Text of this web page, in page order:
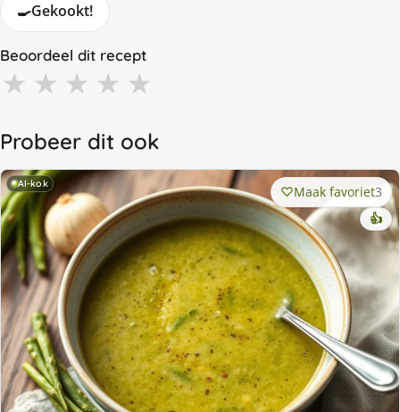
🍳Gekookt!
Beoordeel dit recept
★ ★ ★ ★ ★
Probeer dit ook
AI-kok Maak favoriet3
👍